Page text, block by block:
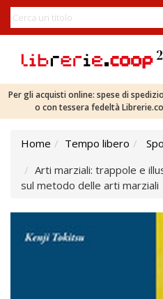
Per gli acquisti online: spese di
o con tessera fedeltà
Home Tempo libero
Arti marziali: trappole e
sul metodo delle arti marziali